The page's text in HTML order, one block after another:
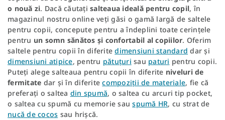
o nouă zi. Dacă căutați salteaua ideală pentru copil, în
magazinul nostru online veți găsi o gamă largă de saltele
pentru copii, concepute pentru a îndeplini toate cerințele
pentru un somn sănătos și confortabil al copiilor. Oferim
saltele pentru copii în diferitedimensiuni standard dar și
dimensiuni atipice, pentru pătuțuri sau paturi pentru copii.
Puteți alege salteaua pentru copii în diferite niveluri de
fermitate dar și în diferitecompoziții de materiale, fie că
preferați o saltea din spumă, o saltea cu arcuri tip pocket,
o saltea cu spumă cu memorie sauspumă HR, cu strat de
nucă de cocos sau hrișcă.